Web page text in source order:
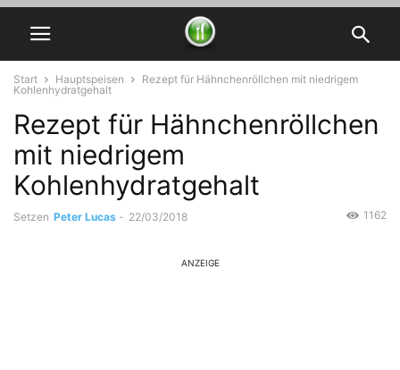
Start Hauptspeisen
Rezept für Hähnchenröllchen mit niedrigem
Kohlenhydratgehalt
Rezept für Hähnchenröllchen
mit niedrigem
Kohlenhydratgehalt
Setzen Peter Lucas - 22/03/2018 1162
ANZEIGE